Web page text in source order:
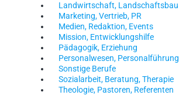
Landwirtschaft, Landschaftsbau
Marketing, Vertrieb, PR
Medien, Redaktion, Events
Mission, Entwicklungshilfe
Pädagogik, Erziehung
Personalwesen, Personalführung
Sonstige Berufe
Sozialarbeit, Beratung, Therapie
Theologie, Pastoren, Referenten